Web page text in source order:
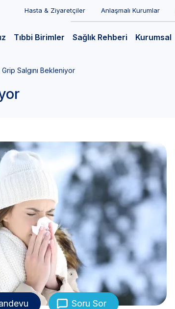
Hasta & Ziyaretçiler Anlaşmalı Kurumlar
Tıbbi Birimler Sağlık Rehberi Kurumsal
Grip Salgını Bekleniyor
Soru Sor